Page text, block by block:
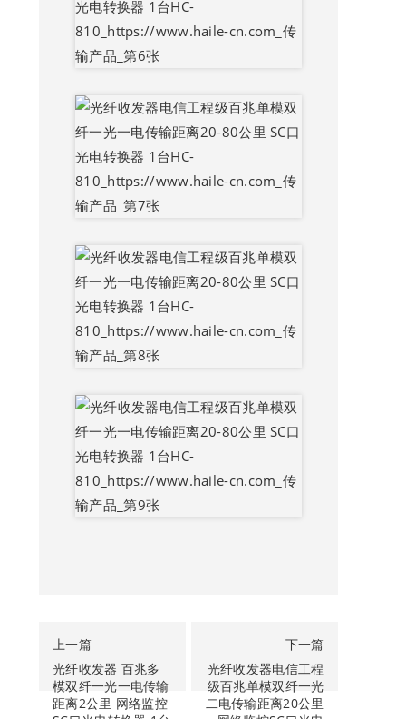
上一篇
光纤收发器 百兆多
模双纤一光一电传输
距离2公里 网络监控
下一篇
光纤收发器电信工程
级百兆单模双纤一光
二电传输距离20公里